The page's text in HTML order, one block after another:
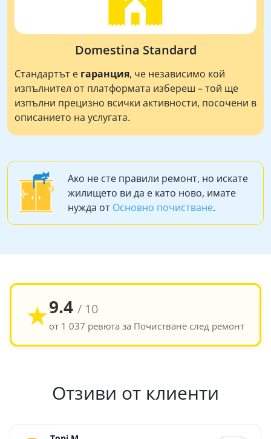
Domestina Standard
Стандартът е гаранция, че независимо кой
изпълнител от платформата избереш – той ще
изпълни прецизно всички активности, посочени в
описанието на услугата.
Ако не сте правили ремонт, но искате
жилището ви да е като ново, имате
нужда от Основно почистване.
★9.4 / 10
от 1 037 ревюта за Почистване след ремонт
Отзиви от клиенти